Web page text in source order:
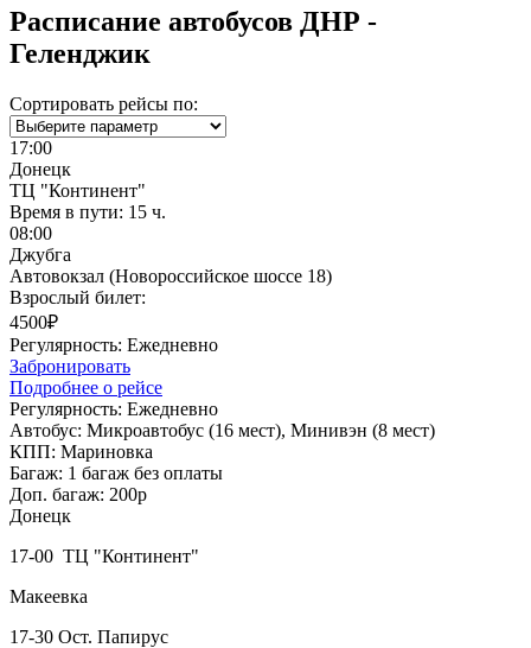
Расписание автобусов ДНР -
Геленджик
Сортировать рейсы по:
17:00
Донецк
ТЦ "Континент"
Время в пути: 15 ч.
08:00
Джубга
Автовокзал (Новороссийское шоссе 18)
Взрослый билет:
4500₽
Регулярность: Ежедневно
Забронировать
Подробнее о рейсе
Регулярность: Ежедневно
Автобус: Микроавтобус (16 мест), Минивэн (8 мест)
КПП: Мариновка
Багаж: 1 багаж без оплаты
Доп. багаж: 200р
Донецк
17-00 ТЦ "Континент"
Макеевка
17-30 Ост. Папирус